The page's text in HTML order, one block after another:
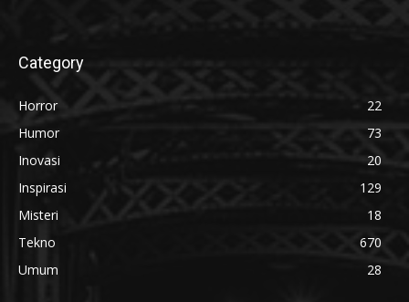
Category
Horror
22
Humor
73
Inovasi
20
Inspirasi
129
Misteri
18
Tekno
670
Umum
28